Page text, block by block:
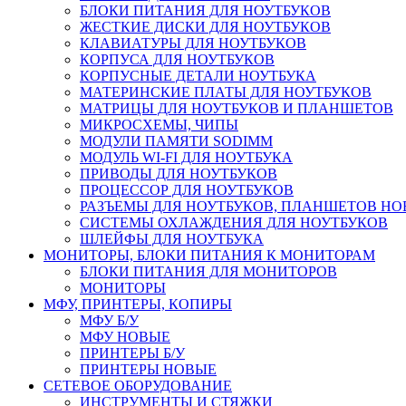
БЛОКИ ПИТАНИЯ ДЛЯ НОУТБУКОВ
ЖЕСТКИЕ ДИСКИ ДЛЯ НОУТБУКОВ
КЛАВИАТУРЫ ДЛЯ НОУТБУКОВ
КОРПУСА ДЛЯ НОУТБУКОВ
КОРПУСНЫЕ ДЕТАЛИ НОУТБУКА
МАТЕРИНСКИЕ ПЛАТЫ ДЛЯ НОУТБУКОВ
МАТРИЦЫ ДЛЯ НОУТБУКОВ И ПЛАНШЕТОВ
МИКРОСХЕМЫ, ЧИПЫ
МОДУЛИ ПАМЯТИ SODIMM
МОДУЛЬ WI-FI ДЛЯ НОУТБУКА
ПРИВОДЫ ДЛЯ НОУТБУКОВ
ПРОЦЕССОР ДЛЯ НОУТБУКОВ
РАЗЪЕМЫ ДЛЯ НОУТБУКОВ, ПЛАНШЕТОВ
СИСТЕМЫ ОХЛАЖДЕНИЯ ДЛЯ НОУТБУКОВ
ШЛЕЙФЫ ДЛЯ НОУТБУКА
МОНИТОРЫ, БЛОКИ ПИТАНИЯ К МОНИТОРАМ
БЛОКИ ПИТАНИЯ ДЛЯ МОНИТОРОВ
МОНИТОРЫ
МФУ, ПРИНТЕРЫ, КОПИРЫ
МФУ Б/У
МФУ НОВЫЕ
ПРИНТЕРЫ Б/У
ПРИНТЕРЫ НОВЫЕ
СЕТЕВОЕ ОБОРУДОВАНИЕ
ИНСТРУМЕНТЫ И СТЯЖКИ